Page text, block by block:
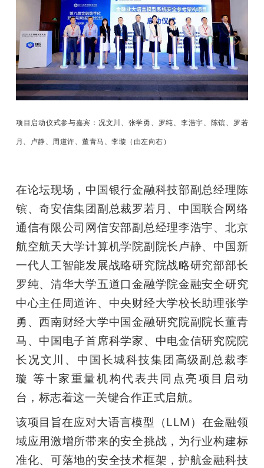
动
中
心
专
爱
搞
机
项目启动仪式参与嘉宾：况文川、张学勇、罗纯、李浩宇、陈镔、罗若
月、卢静、周道许、董青马、李璇（由左向右）
在论坛现场，中国银行金融科技部副总经理陈
镔、奇安信集团副总裁罗若月、中国联合网络
通信有限公司网信安部副总经理李浩宇、北京
航空航天大学计算机学院副院长卢静、中国新
一代人工智能发展战略研究院战略研究部部长
罗纯、清华大学五道口金融学院金融安全研究
中心主任周道许、中央财经大学校长助理张学
勇、西南财经大学中国金融研究院副院长董青
马、中国电子首席科学家、中电金信研究院院
长况文川、中国长城科技集团高级副总裁李
璇 等十家重量机构代表共同点亮项目启动
台，标志着这一关键合作正式启航。
该项目旨在应对大语言模型（LLM）在金融领
域应用激增所带来的安全挑战，为行业构建标
准化、可落地的安全技术框架，护航金融科技